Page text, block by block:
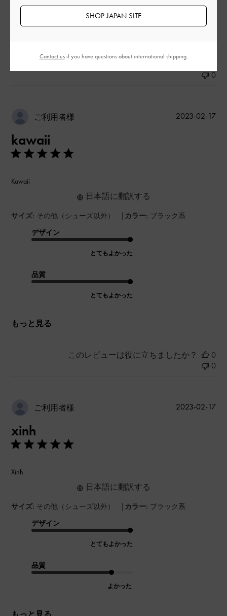
とてもよかった
0
ご利用者様
kawaii
Kawaii
サイズ: その他（シューズ以外） | カラー: ブラック系
デザイン
とてもよかった
品質
とてもよかった
もっと見る
日本語に翻訳する
公
2023-02-17
このレビューは役に立ちましたか？
0
0
ご利用者様
xinh
Xinh
サイズ: その他（シューズ以外） | カラー: ブラック系
デザイン
とてもよかった
品質
よかった
日本語に翻訳する
公
2023-02-17
SHOP JAPAN SITE
Contact usif you have questions about international shipping.